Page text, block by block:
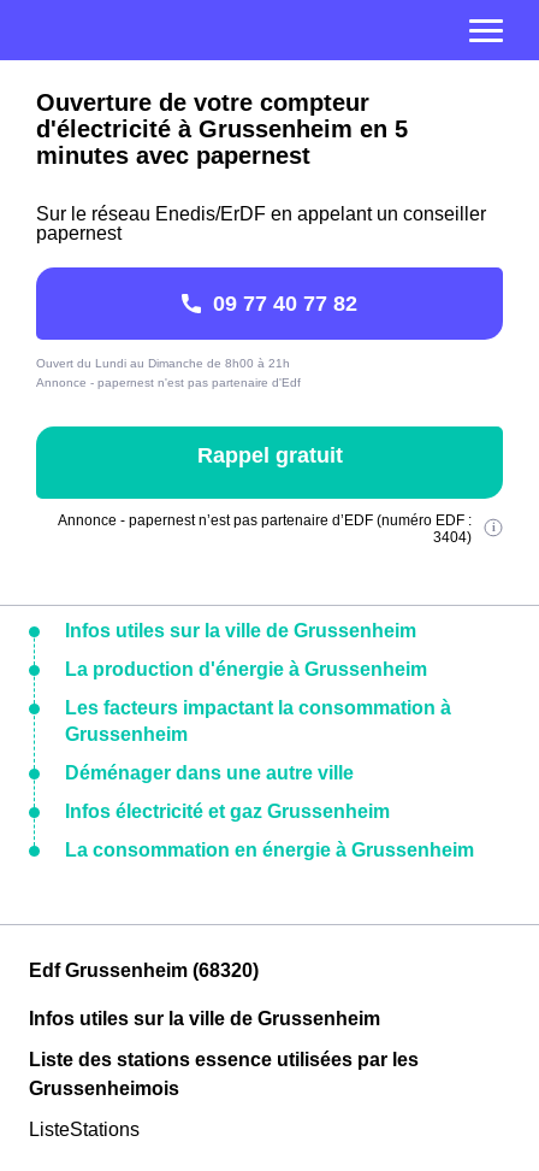
Ouverture de votre compteur
d'électricité à Grussenheim en 5
minutes avec papernest
Sur le réseau Enedis/ErDF en appelant un conseiller
papernest
09 77 40 77 82
Ouvert du Lundi au Dimanche de 8h00 à 21h
Annonce - papernest n'est pas partenaire d'Edf
Rappel gratuit
Annonce - papernest n’est pas partenaire d’EDF (numéro EDF :
3404)
Infos utiles sur la ville de Grussenheim
La production d'énergie à Grussenheim
Les facteurs impactant la consommation à
Grussenheim
Déménager dans une autre ville
Infos électricité et gaz Grussenheim
La consommation en énergie à Grussenheim
Edf Grussenheim (68320)
Infos utiles sur la ville de Grussenheim
Liste des stations essence utilisées par les
Grussenheimois
ListeStations